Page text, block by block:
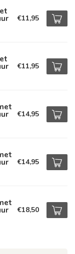
€11,95
€11,95
€14,95
€14,95
€18,50